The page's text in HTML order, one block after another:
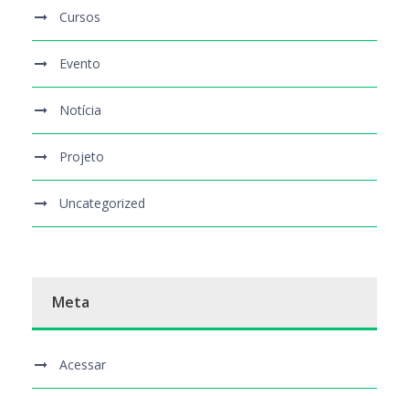
Cursos
Evento
Notícia
Projeto
Uncategorized
Meta
Acessar